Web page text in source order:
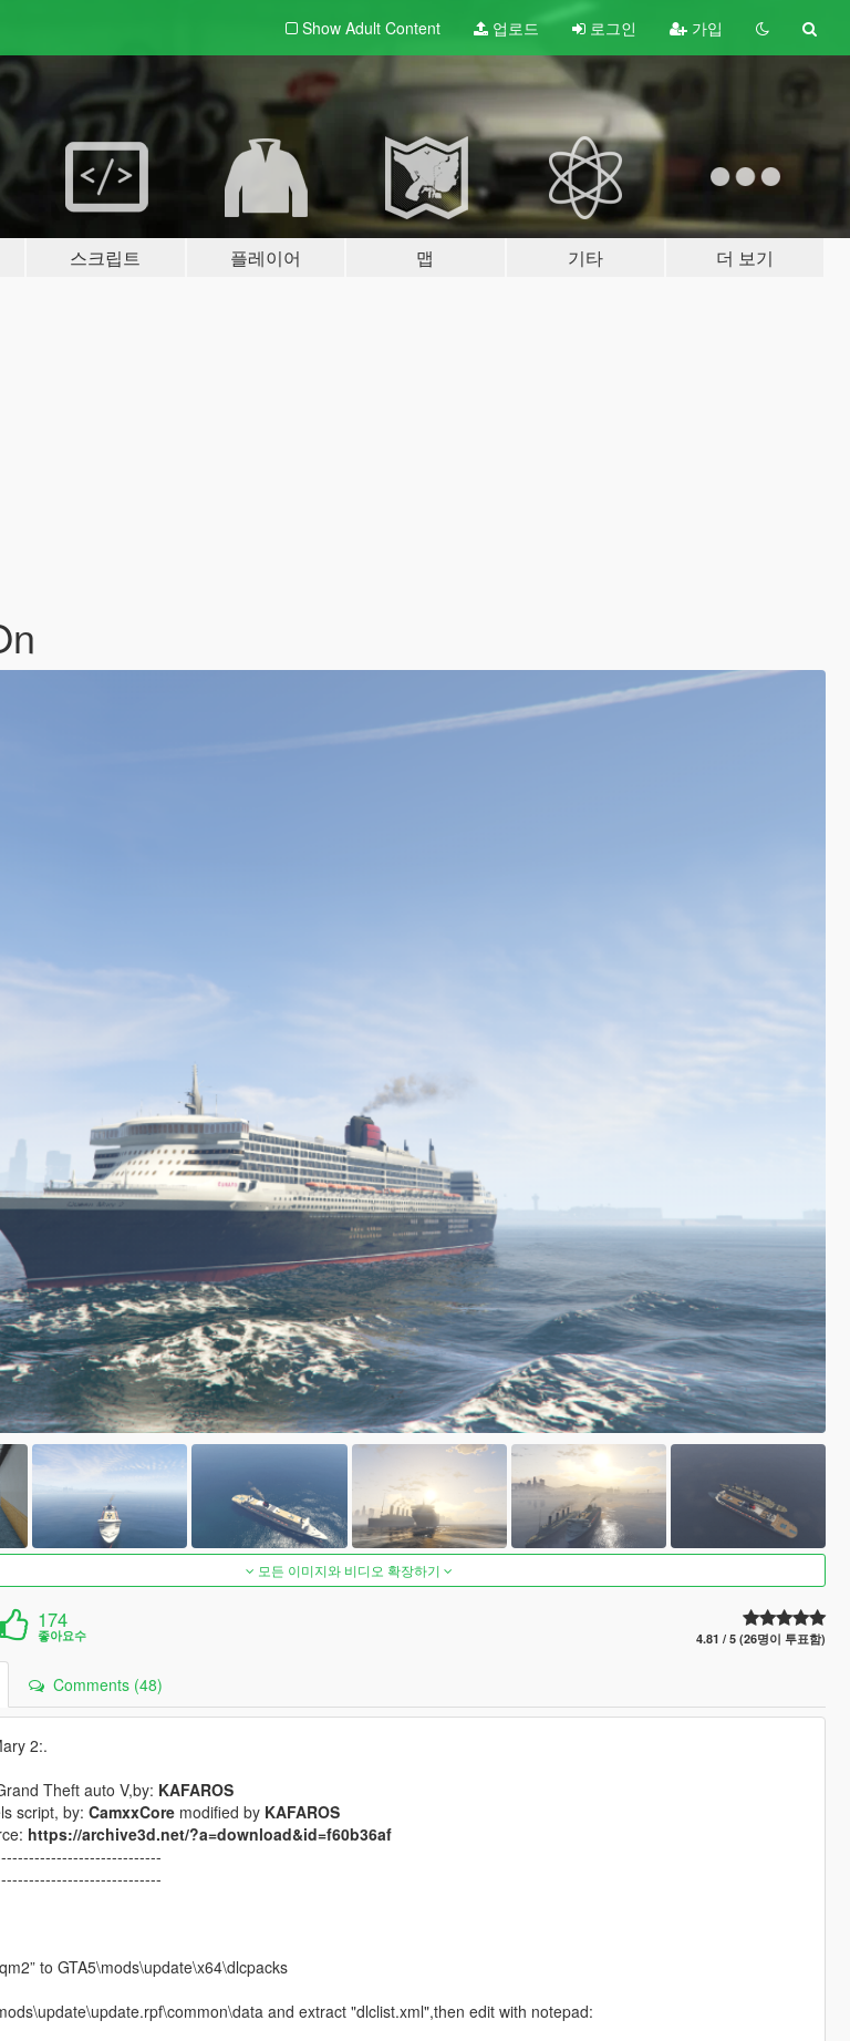
Show Adult Content 업로드 로그인 가입
스크립트 플레이어 맵 기타 더 보기
모든 이미지와 비디오 확장하기
174
좋아요수 4.81 / 5 (26명이 투표함)
Comments (48)
2:.
Theft auto V,by: KAFAROS
script, by: CamxxCoremodified by KAFAROS
https://archive3d.net/?a=download&id=f60b36af
to GTA5\mods\update\x64\dlcpacks
and extract "dlclist.xml",then edit with notepad: